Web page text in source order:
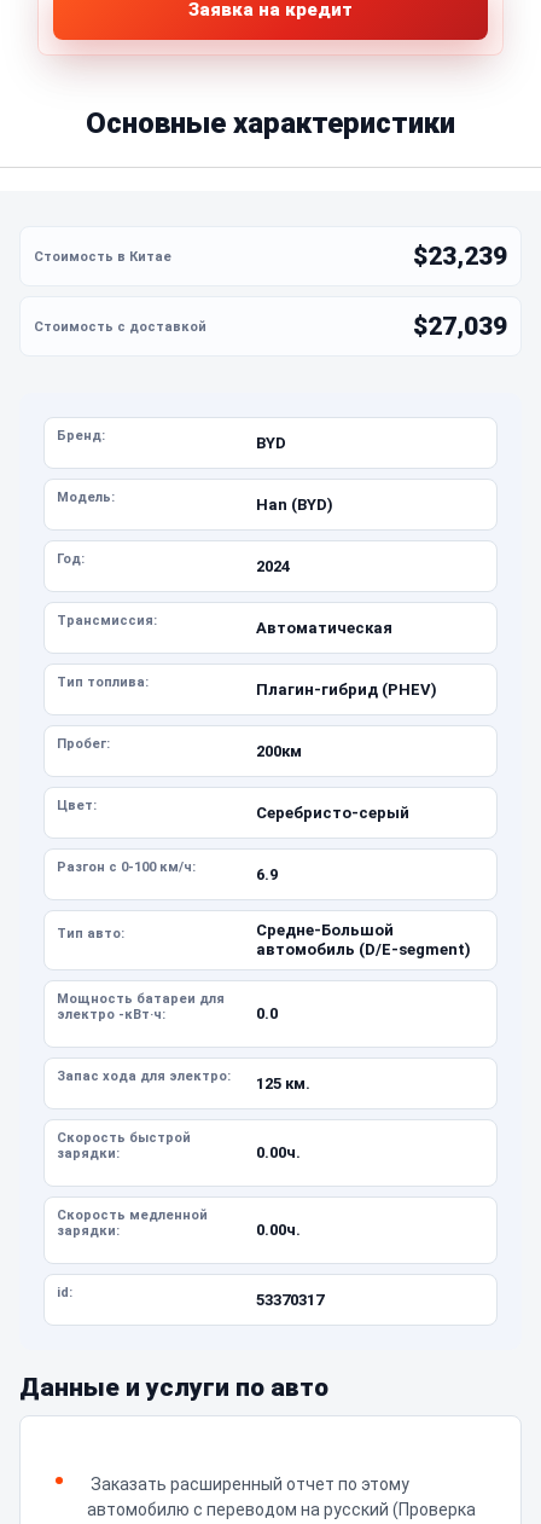
Заявка на кредит
Основные характеристики
$23,239
$27,039
Бренд: BYD
Модель: Han (BYD)
Год: 2024
Трансмиссия: Автоматическая
Тип топлива: Плагин-гибрид (PHEV)
Пробег: 200км
Цвет: Серебристо-серый
Разгон с 0-100 км/ч: 6.9
Тип авто:
Средне-Большой
автомобиль (D/E-segment)
Мощность батареи для
электро -кВт·ч:
0.0
Запас хода для электро: 125 км.
Скорость быстрой
зарядки:
0.00ч.
Скорость медленной
зарядки:
0.00ч.
id: 53370317
Данные и услуги по авто
Заказать расширенный отчет по этому
автомобилю с переводом на русский (Проверка